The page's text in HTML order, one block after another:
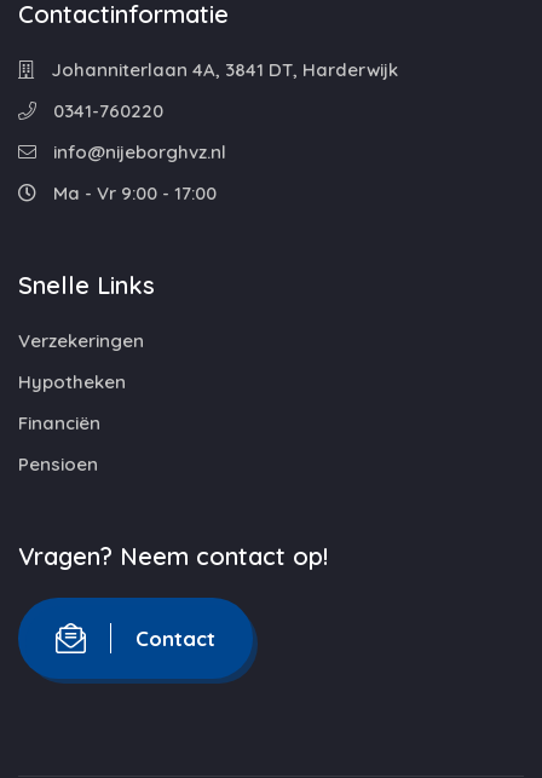
Contactinformatie
Johanniterlaan 4A, 3841 DT, Harderwijk
0341-760220
info@nijeborghvz.nl
Ma - Vr 9:00 - 17:00
Snelle Links
Verzekeringen
Hypotheken
Financiën
Pensioen
Vragen? Neem contact op!
Contact